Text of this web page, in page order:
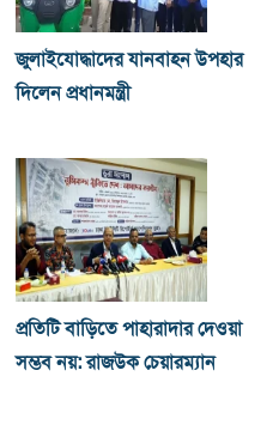
জুলাইযোদ্ধাদের যানবাহন উপহার
দিলেন প্রধানমন্ত্রী
প্রতিটি বাড়িতে পাহারাদার দেওয়া
সম্ভব নয়: রাজউক চেয়ারম্যান